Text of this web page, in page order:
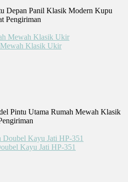
Depan Panil Klasik Modern Kupu
Pengiriman
Klasik Ukir
Pintu Utama Rumah Mewah Klasik
Kayu Jati HP-351